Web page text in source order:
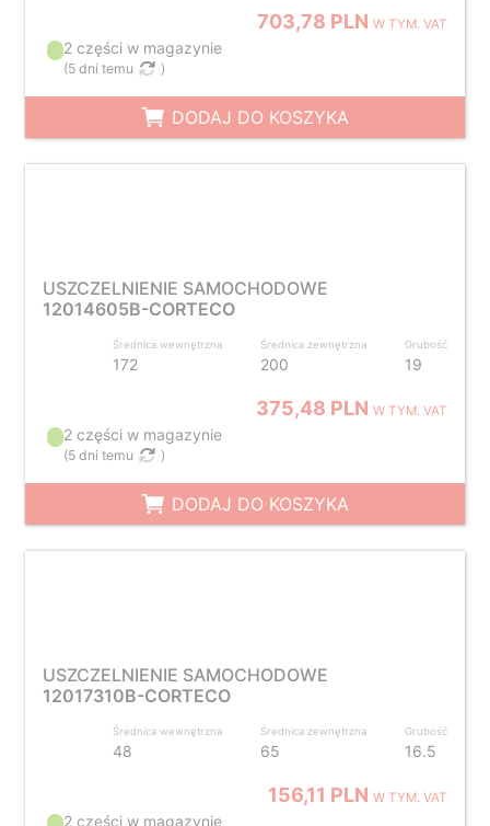
703,78 PLNW TYM. VAT
2 części w magazynie
(5 dni temu )
DODAJ DO KOSZYKA
USZCZELNIENIE SAMOCHODOWE
12014605B-CORTECO
Średnica wewnętrzna
172
Średnica zewnętrzna
200
Grubość
19
375,48 PLNW TYM. VAT
2 części w magazynie
(5 dni temu )
DODAJ DO KOSZYKA
USZCZELNIENIE SAMOCHODOWE
12017310B-CORTECO
Średnica wewnętrzna
48
Średnica zewnętrzna
65
Grubość
16.5
156,11 PLNW TYM. VAT
2 części w magazynie